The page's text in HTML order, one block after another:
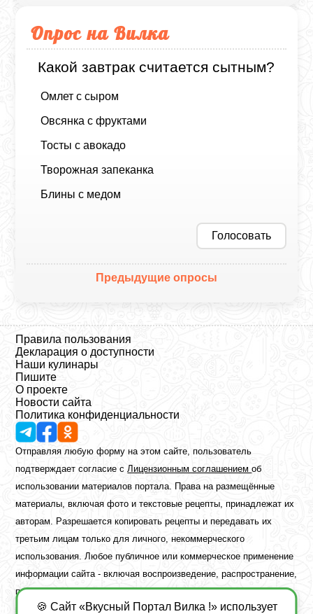
Опрос на Вилка
Какой завтрак считается сытным?
Омлет с сыром
Овсянка с фруктами
Тосты с авокадо
Творожная запеканка
Блины с медом
Голосовать
Предыдущие опросы
Правила пользования
Декларация о доступности
Наши кулинары
Пишите
О проекте
Новости сайта
Политика конфиденциальности
Отправляя любую форму на этом сайте, пользователь
подтверждает согласие сЛицензионным соглашениемоб
использовании материалов портала. Права на размещённые
материалы, включая фото и текстовые рецепты, принадлежат их
авторам. Разрешается копировать рецепты и передавать их
третьим лицам только для личного, некоммерческого
использования. Любое публичное или коммерческое применение
информации сайта - включая воспроизведение, распространение,
публикацию или обработку - возможно лишь при наличии
предварительного письменного разрешения правообладателя.
🍪 Сайт «Вкусный Портал Вилка !» использует